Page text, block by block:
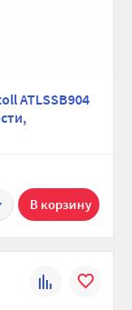
ATLSSB904